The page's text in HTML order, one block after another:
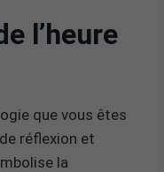
l’heure
que vous êtes
réflexion et
la